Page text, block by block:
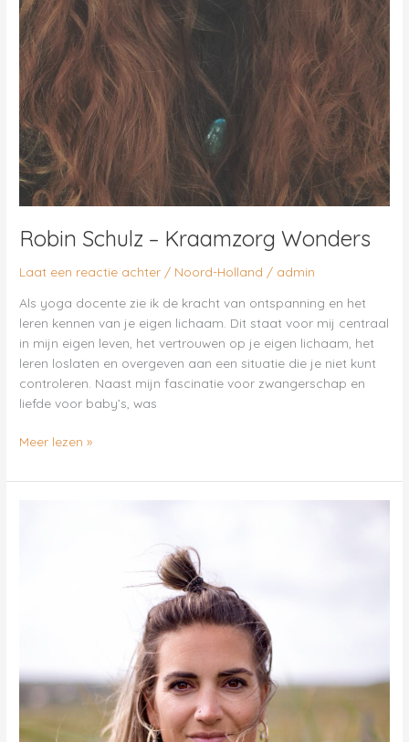
Robin Schulz – Kraamzorg Wonders
Laat een reactie achter / Noord-Holland / admin
Als yoga docente zie ik de kracht van ontspanning en het
leren kennen van je eigen lichaam. Dit staat voor mij centraal
in mijn eigen leven, het vertrouwen op je eigen lichaam, het
leren loslaten en overgeven aan een situatie die je niet kunt
controleren. Naast mijn fascinatie voor zwangerschap en
liefde voor baby’s, was
Meer lezen »